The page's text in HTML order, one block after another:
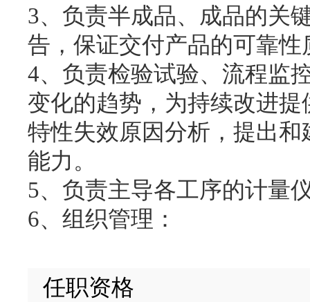
3、负责半成品、成品的关
告，保证交付产品的可靠
4、负责检验试验、流程监
变化的趋势，为持续改进
特性失效原因分析，提出
能力。
5、负责主导各工序的计量
6、组织管理：
任职资格